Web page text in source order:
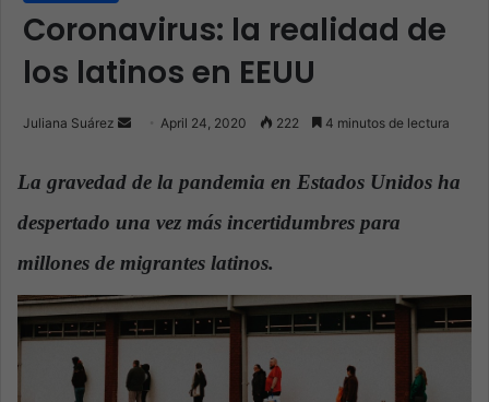
Coronavirus: la realidad de
los latinos en EEUU
Juliana Suárez
n
a
m
a
i
April 24, 2020 222 4 minutos de lectura
La gravedad de la pandemia en Estados Unidos ha
despertado una vez más incertidumbres para
millones de migrantes latinos.